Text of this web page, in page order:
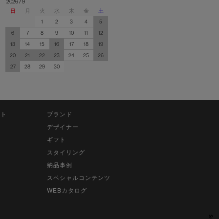
2026 / 9
日
月 火 水 木 金
土
1
2 3 4
5
6
7 8 9 10 11
12
13
14 15 16 17 18
19
20
21 22 23 24 25
26
27
28 29 30
ブランド
デザイナー
ギフト
スタイリング
納品事例
スペシャルコンテンツ
WEBカタログ